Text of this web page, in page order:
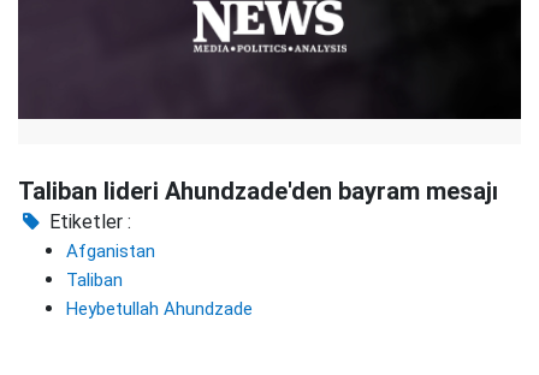
Taliban lideri Ahundzade'den bayram mesajı
Etiketler :
Afganistan
Taliban
Heybetullah Ahundzade